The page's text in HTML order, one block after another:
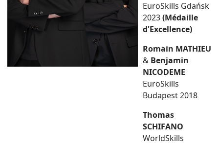
EuroSkills Gdańsk
2023(Médaille
d'Excellence)
Romain MATHIEU
& Benjamin
NICODEME
EuroSkills
Budapest 2018
Thomas
SCHIFANO
WorldSkills